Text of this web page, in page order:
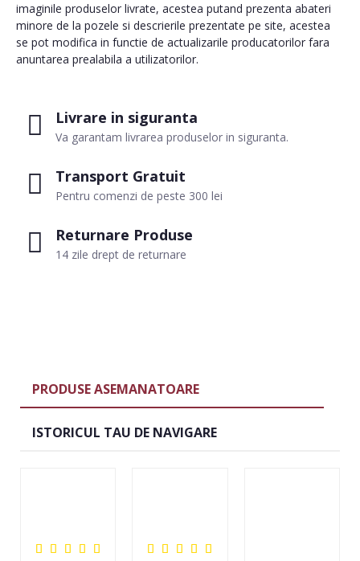
Livrare in siguranta
Va garantam livrarea produselor in siguranta.
Transport Gratuit
Pentru comenzi de peste 300 lei
Returnare Produse
14 zile drept de returnare
imaginile produselor livrate, acestea putand prezenta abateri
minore de la pozele si descrierile prezentate pe site, acestea
se pot modifica in functie de actualizarile producatorilor fara
anuntarea prealabila a utilizatorilor.
PRODUSE ASEMANATOARE
ISTORICUL TAU DE NAVIGARE